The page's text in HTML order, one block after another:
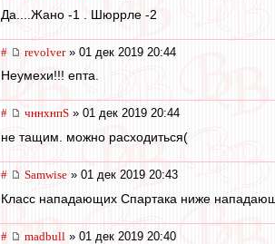
Да....Жано -1 . Шюррле -2
# revolver» 01 дек 2019 20:44
Неумехи!!! епта.
# чннхнпS » 01 дек 2019 20:44
не тащим. можно расходиться(
# Samwise » 01 дек 2019 20:43
Класс нападающих Спартака ниже
# madbull » 01 дек 2019 20:40